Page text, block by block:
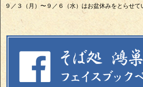
９／３（月）〜９／６（水）はお盆休みをとらせて